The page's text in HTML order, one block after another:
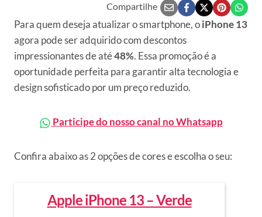
Compartilhe
Para quem deseja atualizar o smartphone, oiPhone 13
agora pode ser adquirido com descontos
impressionantes de até48%. Essa promoção é a
oportunidade perfeita para garantir alta tecnologia e
design sofisticado por um preço reduzido.
Participe do nosso canal no Whatsapp
Confira abaixo as 2 opções de cores e escolha o seu:
Apple iPhone 13 – Verde